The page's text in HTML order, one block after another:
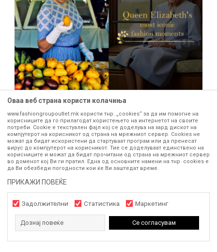
НАЈВПЕЧАТЛИВИТЕ МОДНИ МОМЕНТИ НА
КРАЛИЦАТА ЕЛИЗАБЕТА
На денот на најголемиот настан во кој се вперени очите од
сите страни на светот, погребот на кралицата Елизабета Втора,
се потсетуваме зошто многумина ја нар...
1 2 3
Оваа веб страна користи колачиња
www.fashiongroupoutlet.mk користи тнр. „cookies“ за да им помогне на
корисниците да го прилагодат користењето на интернетот на своите
потреби. Cookie е текстуален фајл кој се доделува на хард дискот на
компјутерот на корисникот од страна на мрежниот сервер. Cookies не
можат да бидат искористени да стартуваат програм или да пренесат
вирус до компјутерот на корисникот. Тие се доделуваат единствено на
корисниците и можат да бидат прочитани од страна на мрежниот сервер
во доменот кој Ви ги пратил. Една од основните намени на тнр. сookies е
да Ви обезбеди погодности кои ќе Ви заштедат време.
ПРИКАЖИ ПОВЕЌЕ
Задолжителни Статистика Маркетинг
Дознај повеќе Се согласувам